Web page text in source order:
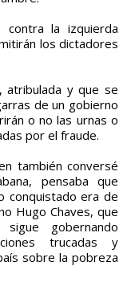
contra la izquierda
los dictadores
atribulada y que se
de un gobierno
o no las urnas o
por el fraude.
también conversé
pensaba que
conquistado era de
Hugo Chaves, que
gobernando
trucadas y
sobre la pobreza